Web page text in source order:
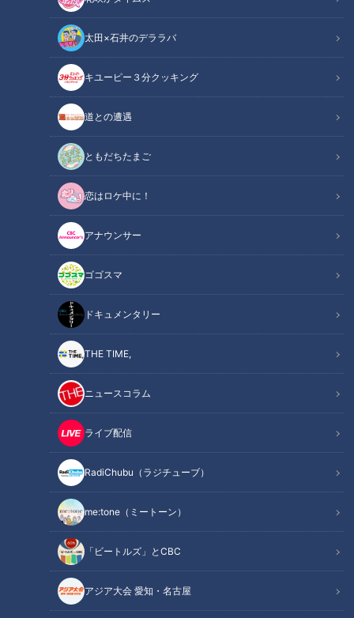
太田×石井のデララバ
キユーピー３分クッキング
道との遭遇
ともだちたまご
恋はロケ中に！
アナウンサー
ゴゴスマ
ドキュメンタリー
THE TIME,
ニュースコラム
ライブ配信
RadiChubu（ラジチューブ）
me:tone（ミートーン）
「ビートルズ」とCBC
アジア大会 愛知・名古屋
第51回JRN・JNNアノンシスト賞でCBCアナウンサーが「最優秀賞」2
部門を含む3部門を受賞！
この記事の画像（全1枚）
記事に戻る
この記事を見たあなたへのおすすめ
中村彩賀の10000歩お宝さがし
｜IGアリーナ周辺でお宝スポッ
ト探し！【チャント！特集】
アジア大会 愛知・名古屋」９
月１４日スタート！
フランス人は菓子店「シャトレ
ーゼ」の店名に顔を赤らめる？